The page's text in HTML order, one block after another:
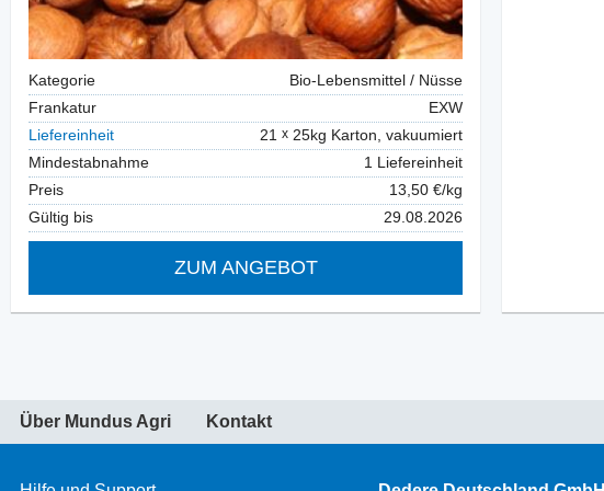
Kategorie
Bio-Lebensmittel / Nüsse
Frankatur
EXW
Liefereinheit
21
25kg Karton, vakuumiert
Mindestabnahme
1 Liefereinheit
Preis
13,50 €/kg
Gültig bis
29.08.2026
ZUM ANGEBOT
Über Mundus Agri Kontakt